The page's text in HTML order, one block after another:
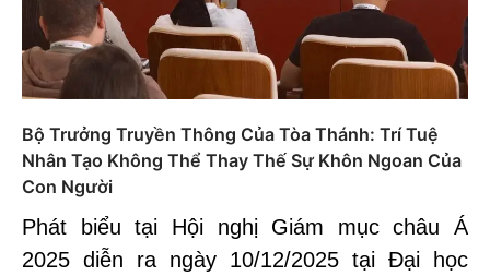
Bộ Trưởng Truyền Thông Của Tòa Thánh: Trí Tuệ
Nhân Tạo Không Thể Thay Thế Sự Khôn Ngoan Của
Con Người
Phát biểu tại Hội nghị Giám mục châu Á
2025 diễn ra ngày 10/12/2025 tại Đại học